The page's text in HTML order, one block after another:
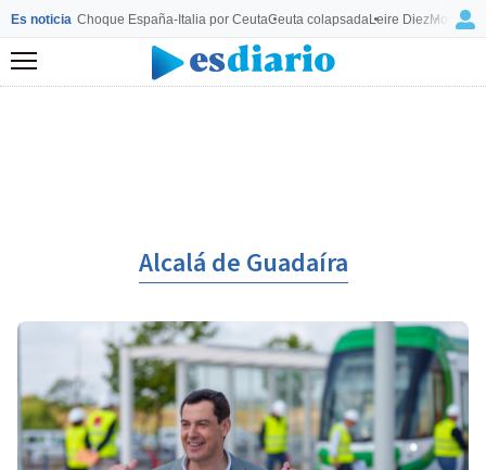
Es noticia Choque España-Italia por CeutaCeuta colapsadaLeire Diez
Menú
Alcalá de Guadaíra